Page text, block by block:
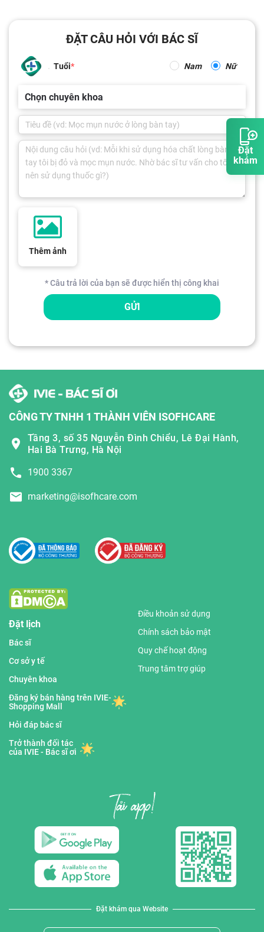
Đặt
khám
ĐẶT CÂU HỎI VỚI BÁC SĨ
Tuổi Nam Nữ
Chọn chuyên khoa
Thêm ảnh
* Câu trả lời của bạn sẽ được hiển thị công khai
GỬI
CÔNG TY TNHH 1 THÀNH VIÊN ISOFHCARE
Tầng 3, số 35 Nguyễn Đình Chiểu, Lê Đại Hành,
Hai Bà Trưng, Hà Nội
1900 3367
marketing@isofhcare.com
Đặt lịch
Bác sĩ
Cơ sở y tế
Chuyên khoa
Đăng ký bán hàng trên IVIE-
Shopping Mall
Hỏi đáp bác sĩ
Trở thành đối tác
của IVIE - Bác sĩ ơi
Điều khoản sử dụng
Chính sách bảo mật
Quy chế hoạt động
Trung tâm trợ giúp
Đặt khám qua Website